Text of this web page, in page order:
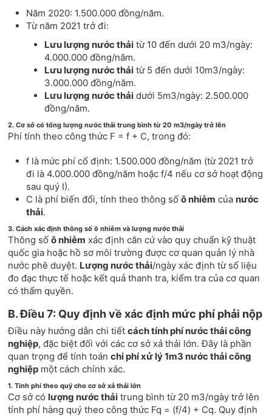
Năm 2020: 1.500.000 đồng/năm.
Từ năm 2021 trở đi:
Lưu lượng nước thải từ 10 đến dưới 20 m3/ngày:
4.000.000 đồng/năm.
Lưu lượng nước thải từ 5 đến dưới 10m3/ngày:
3.000.000 đồng/năm.
Lưu lượng nước thải dưới 5m3/ngày: 2.500.000
đồng/năm.
2. Cơ sở có tổng lượng nước thải trung bình từ 20 m3/ngày trở lên
Phí tính theo công thức F = f + C, trong đó:
f là mức phí cố định: 1.500.000 đồng/năm (từ 2021 trở
đi là 4.000.000 đồng/năm hoặc f/4 nếu cơ sở hoạt động
sau quý I).
C là phí biến đổi, tính theo thông sốô nhiễm của nước
thải.
3. Cách xác định thông số ô nhiễm và lượng nước thải
Thông sốô nhiễm xác định căn cứ vào quy chuẩn kỹ thuật
quốc gia hoặc hồ sơ môi trường được cơ quan quản lý nhà
nước phê duyệt. Lượng nước thải/ngày xác định từ số liệu
đo đạc thực tế hoặc kết quả thanh tra, kiểm tra của cơ quan
có thẩm quyền.
B. Điều 7: Quy định về xác định mức phí phải nộp
Điều này hướng dẫn chi tiếtcách tính phí nước thải công
nghiệp, đặc biệt đối với các cơ sở xả thải lớn. Đây là phần
quan trọng để tính toánchi phí xử lý 1m3 nước thải công
nghiệp một cách chính xác.
1. Tính phí theo quý cho cơ sở xả thải lớn
Cơ sở có lượng nước thải trung bình từ 20 m3/ngày trở lên
tính phí hàng quý theo công thức Fq = (f/4) + Cq. Quy định